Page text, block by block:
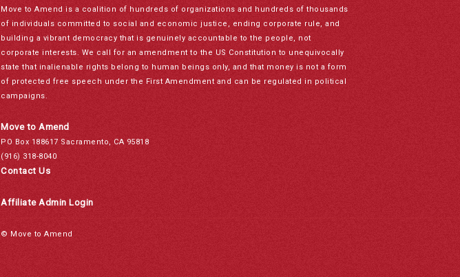
Move to Amend is a coalition of hundreds of organizations and hundreds of thousands
of individuals committed to social and economic justice, ending corporate rule, and
building a vibrant democracy that is genuinely accountable to the people, not
corporate interests. We call for an amendment to the US Constitution to unequivocally
state that inalienable rights belong to human beings only, and that money is not a form
of protected free speech under the First Amendment and can be regulated in political
campaigns.
Move to Amend
PO Box 188617 Sacramento, CA 95818
(916) 318-8040
Contact Us
Affiliate Admin Login
© Move to Amend